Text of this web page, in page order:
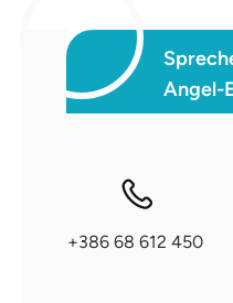
Angel-
+386 68 612 450